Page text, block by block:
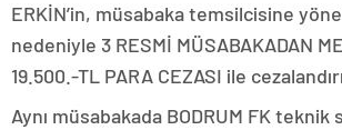
ERKİN’in, müsabaka temsilcisine
nedeniyle 3 RESMİ MÜSABAKADAN
19.500.-TL PARA CEZASI ile
Aynı müsabakada BODRUM FK teknik